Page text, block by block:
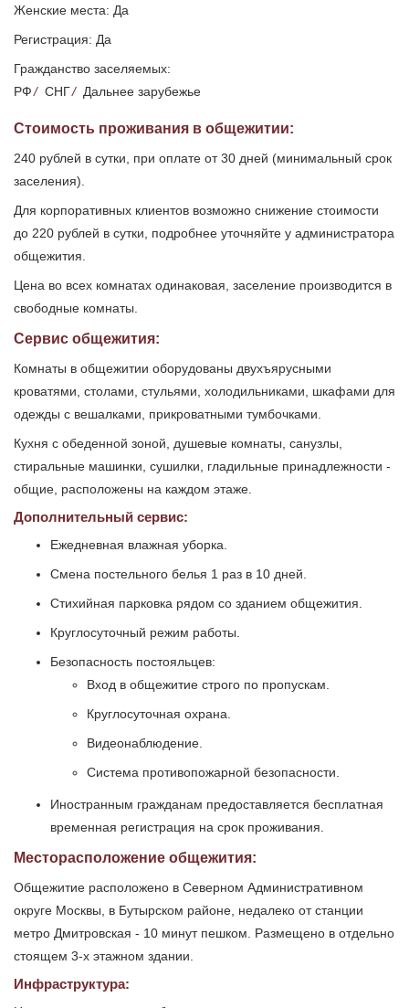
Женские места: Да
Регистрация: Да
Гражданство заселяемых:
РФ/ СНГ/ Дальнее зарубежье
Стоимость проживания в общежитии:
240 рублей в сутки, при оплате от 30 дней (минимальный срок
заселения).
Для корпоративных клиентов возможно снижение стоимости
до 220 рублей в сутки, подробнее уточняйте у администратора
общежития.
Цена во всех комнатах одинаковая, заселение производится в
свободные комнаты.
Сервис общежития:
Комнаты в общежитии оборудованы двухъярусными
кроватями, столами, стульями, холодильниками, шкафами для
одежды с вешалками, прикроватными тумбочками.
Кухня с обеденной зоной, душевые комнаты, санузлы,
стиральные машинки, сушилки, гладильные принадлежности -
общие, расположены на каждом этаже.
Дополнительный сервис:
Ежедневная влажная уборка.
Cмена постельного белья 1 раз в 10 дней.
Стихийная парковка рядом со зданием общежития.
Круглосуточный режим работы.
Безопасность постояльцев:
Вход в общежитие строго по пропускам.
Круглосуточная охрана.
Видеонаблюдение.
Система противопожарной безопасности.
Иностранным гражданам предоставляется бесплатная
временная регистрация на срок проживания.
Месторасположение общежития:
Общежитие расположено в Северном Административном
округе Москвы, в Бутырском районе, недалеко от станции
метро Дмитровская - 10 минут пешком. Размещено в отдельно
стоящем 3-х этажном здании.
Инфраструктура: